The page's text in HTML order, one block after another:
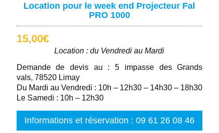
Location pour le week end Projecteur Fal
PRO 1000
15,00€
Location : du Vendredi au Mardi
Demande de devis au : 5 impasse des Grands
vals, 78520 Limay
Du Mardi au Vendredi : 10h – 12h30 – 14h30 – 18h30
Le Samedi : 10h – 12h30
Informations et réservation : 09 61 26 08 46